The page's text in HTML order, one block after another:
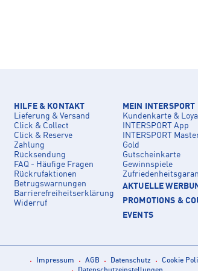
HILFE & KONTAKT
Lieferung & Versand
Click & Collect
Click & Reserve
Zahlung
Rücksendung
FAQ - Häufige Fragen
Rückrufaktionen
Betrugswarnungen
Barrierefreiheitserklärung
Widerruf
MEIN INTERSPORT
Kundenkarte &
INTERSPORT App
INTERSPORT
Gold
Gutscheinkarte
Gewinnspiele
AKTUELLE
PROMOTIONS &
EVENTS
Impressum AGB Datenschutz
Cookie